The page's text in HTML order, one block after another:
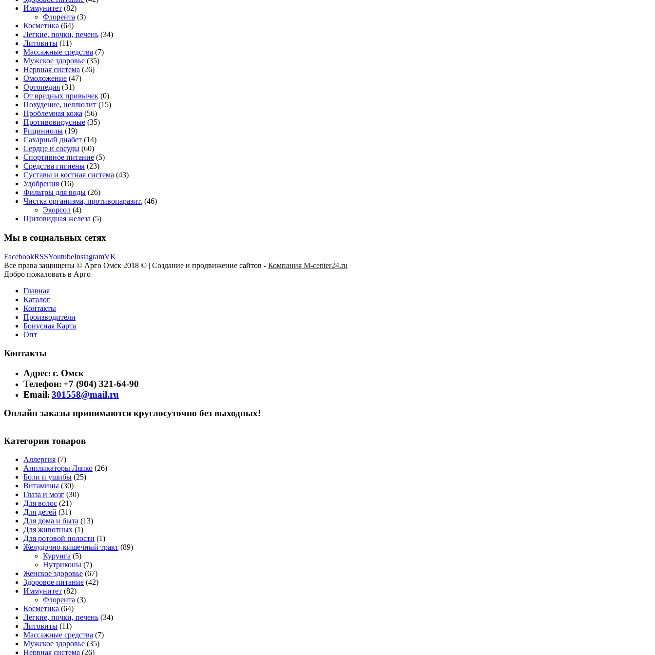
Иммунитет (82)
Флорента (3)
Косметика (64)
Легкие, почки, печень (34)
Литовиты (11)
Массажные средства (7)
Мужское здоровье (35)
Нервная система (26)
Омоложение (47)
Ортопедия (31)
От вредных привычек (0)
Похудение, целлюлит (15)
Проблемная кожа (56)
Противовирусные (35)
Рициниолы (19)
Сахарный диабет (14)
Сердце и сосуды (60)
Спортивное питание (5)
Средства гигиены (23)
Суставы и костная система (43)
Удобрения (16)
Фильтры для воды (26)
Чистка организма, противопаразит. (46)
Экорсол (4)
Щитовидная железа (5)
Мы в социальных сетях
FacebookRSSYoutubeInstagramVK
Все права защищены © Арго Омск 2018 © | Создание и продвижение сайтов - Компания M-center24.ru
Добро пожаловать в Арго
Главная
Каталог
Контакты
Производители
Бонусная Карта
Опт
Контакты
Адрес: г. Омск
Телефон: +7 (904) 321-64-90
Email: 301558@mail.ru
Онлайн заказы принимаются круглосуточно без выходных!
Категории товаров
Аллергия (7)
Аппликаторы Ляпко (26)
Боли и ушибы (25)
Витамины (30)
Глаза и мозг (30)
Для волос (21)
Для детей (31)
Для дома и быта (13)
Для животных (1)
Для ротовой полости (1)
Желудочно-кишечный тракт (89)
Курунга (5)
Нутриконы (7)
Женское здоровье (67)
Здоровое питание (42)
Иммунитет (82)
Флорента (3)
Косметика (64)
Легкие, почки, печень (34)
Литовиты (11)
Массажные средства (7)
Мужское здоровье (35)
Нервная система (26)